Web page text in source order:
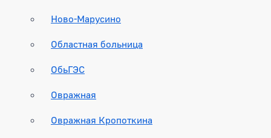
Ново-Марусино
Областная больница
ОбьГЭС
Овражная
Овражная Кропоткина